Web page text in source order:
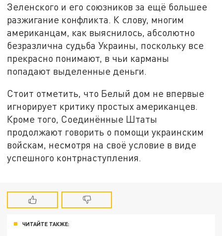
Зеленского и его союзников за ещё большее
разжигание конфликта. К слову, многим
американцам, как выяснилось, абсолютно
безразлична судьба Украины, поскольку все
прекрасно понимают, в чьи карманы
попадают выделенные деньги.
Стоит отметить, что Белый дом не впервые
игнорирует критику простых американцев.
Кроме того, Соединённые Штаты
продолжают говорить о помощи украинским
войскам, несмотря на своё условие в виде
успешного контрнаступления.
ЧИТАЙТЕ ТАКЖЕ: